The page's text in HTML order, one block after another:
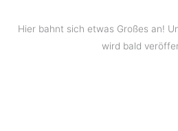
Hier bahnt sich etwas Großes an!
wird bald